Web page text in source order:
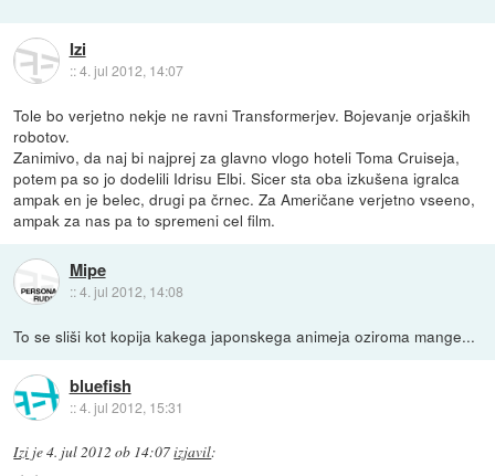
Izi
::4. jul 2012, 14:07
Tole bo verjetno nekje ne ravni Transformerjev. Bojevanje orjaških
robotov.
Zanimivo, da naj bi najprej za glavno vlogo hoteli Toma Cruiseja,
potem pa so jo dodelili Idrisu Elbi. Sicer sta oba izkušena igralca
ampak en je belec, drugi pa črnec. Za Američane verjetno vseeno,
ampak za nas pa to spremeni cel film.
Mipe
::4. jul 2012, 14:08
To se sliši kot kopija kakega japonskega animeja oziroma mange...
bluefish
::4. jul 2012, 15:31
Izi je4. jul 2012 ob 14:07izjavil: